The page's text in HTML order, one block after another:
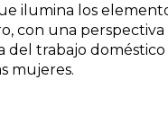
ilumina los
con una
trabajo doméstico
mujeres.